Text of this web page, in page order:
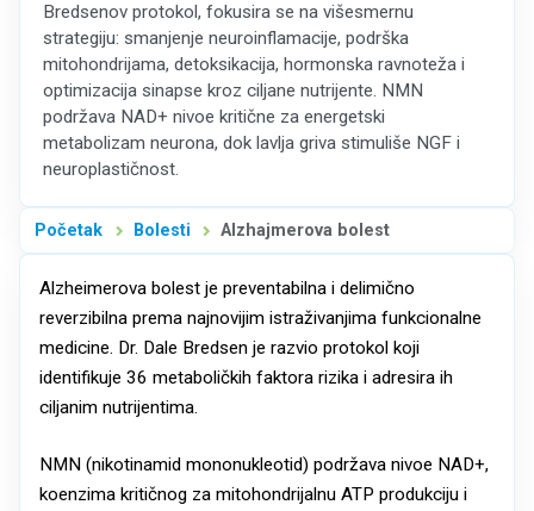
Bredsenov protokol, fokusira se na višesmernu
strategiju: smanjenje neuroinflamacije, podrška
mitohondrijama, detoksikacija, hormonska ravnoteža i
optimizacija sinapse kroz ciljane nutrijente. NMN
podržava NAD+ nivoe kritične za energetski
metabolizam neurona, dok lavlja griva stimuliše NGF i
neuroplastičnost.
Početak Bolesti Alzhajmerova bolest
Alzheimerova bolest je preventabilna i delimično
reverzibilna prema najnovijim istraživanjima funkcionalne
medicine. Dr. Dale Bredsen je razvio protokol koji
identifikuje 36 metaboličkih faktora rizika i adresira ih
ciljanim nutrijentima.
NMN (nikotinamid mononukleotid) podržava nivoe NAD+,
koenzima kritičnog za mitohondrijalnu ATP produkciju i